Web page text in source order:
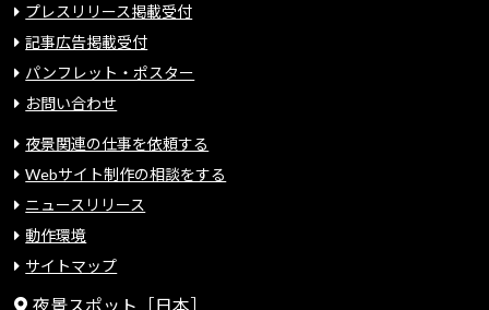
プレスリリース掲載受付
記事広告掲載受付
パンフレット・ポスター
お問い合わせ
夜景関連の仕事を依頼する
Webサイト制作の相談をする
ニュースリリース
動作環境
サイトマップ
夜景スポット［日本］